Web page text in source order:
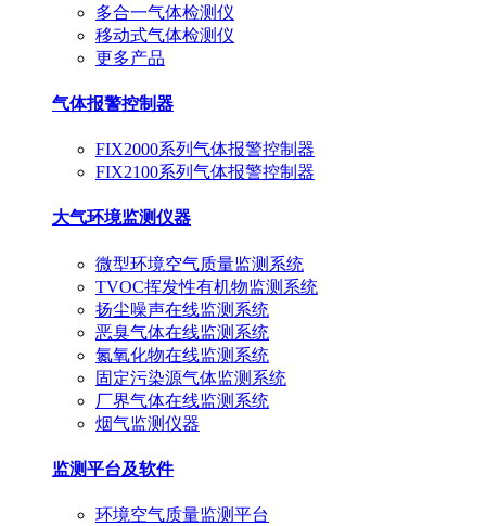
多合一气体检测仪
移动式气体检测仪
更多产品
气体报警控制器
FIX2000系列气体报警控制器
FIX2100系列气体报警控制器
大气环境监测仪器
微型环境空气质量监测系统
TVOC挥发性有机物监测系统
扬尘噪声在线监测系统
恶臭气体在线监测系统
氮氧化物在线监测系统
固定污染源气体监测系统
厂界气体在线监测系统
烟气监测仪器
监测平台及软件
环境空气质量监测平台